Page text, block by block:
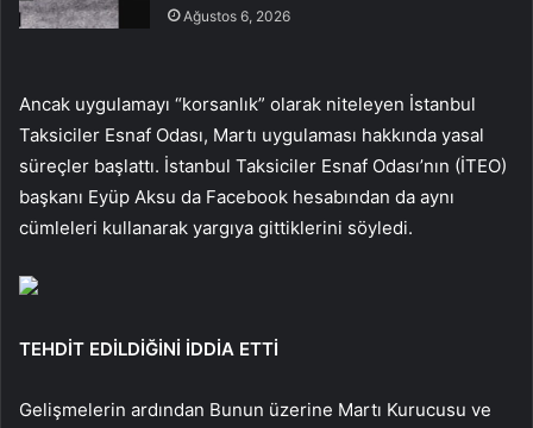
Ağustos 6, 2026
Ancak uygulamayı “korsanlık” olarak niteleyen İstanbul
Taksiciler Esnaf Odası, Martı uygulaması hakkında yasal
süreçler başlattı. İstanbul Taksiciler Esnaf Odası’nın (İTEO)
başkanı Eyüp Aksu da Facebook hesabından da aynı
cümleleri kullanarak yargıya gittiklerini söyledi.
TEHDİT EDİLDİĞİNİ İDDİA ETTİ
Gelişmelerin ardından Bunun üzerine Martı Kurucusu ve